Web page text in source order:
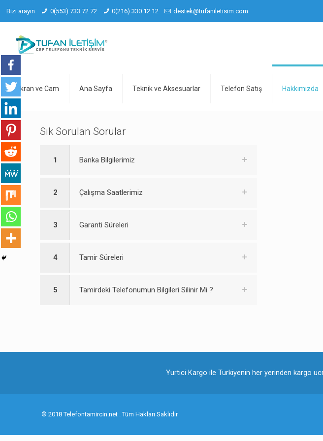
Bizi arayın 0(553) 733 72 72 0(216) 330 12 12 destek@tufaniletisim.com
Ekran ve Cam Ana Sayfa Teknik ve Aksesuarlar Telefon Satış Hakkımızda
Sık Sorulan Sorular
1 Banka Bilgilerimiz
2 Çalışma Saatlerimiz
3 Garanti Süreleri
4 Tamir Süreleri
5 Tamirdeki Telefonumun Bilgileri Silinir Mi ?
Yurtici Kargo ile Turkiyenin her yerinden kargo
© 2018 Telefontamircin.net . Tüm Hakları Saklıdır